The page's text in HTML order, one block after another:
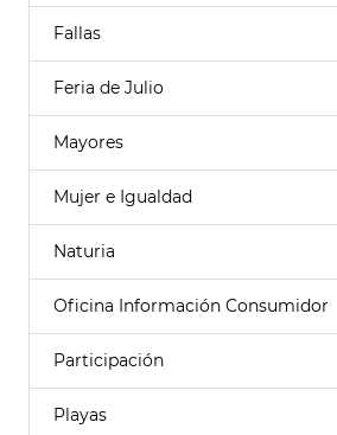
Fallas
Feria de Julio
Mayores
Mujer e Igualdad
Naturia
Oficina Información Consumidor
Participación
Playas